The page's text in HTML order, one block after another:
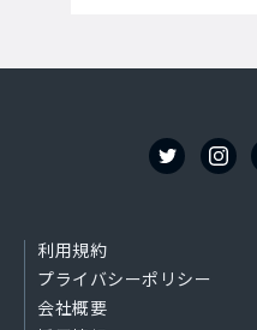
利用規約
プライバシーポリシー
会社概要